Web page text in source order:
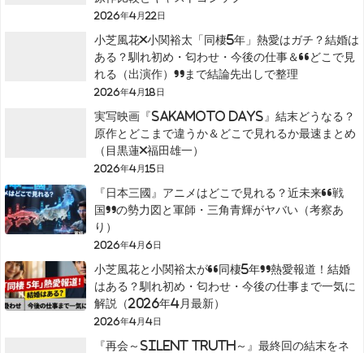
2026年4月22日
小芝風花×小関裕太「同棲5年」熱愛はガチ？結婚は
ある？馴れ初め・匂わせ・今後の仕事＆“どこで見
れる（出演作）”まで結論先出しで整理
2026年4月18日
実写映画『SAKAMOTO DAYS』結末どうなる？
原作とどこまで違うか＆どこで見れるか最速まとめ
（目黒蓮×福田雄一）
2026年4月15日
『日本三國』アニメはどこで見れる？近未来“戦
国”の勢力図と軍師・三角青輝がヤバい（考察あ
り）
2026年4月6日
小芝風花と小関裕太が“同棲5年”熱愛報道！結婚
はある？馴れ初め・匂わせ・今後の仕事まで一気に
解説（2026年4月最新）
2026年4月4日
『再会～Silent Truth～』最終回の結末をネ